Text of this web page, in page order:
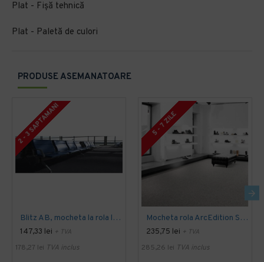
PRODUSE ASEMANATOARE
2 - 3 SAPTAMANI
Blitz AB, mocheta la rola latime 4 m, Balta Industries
147,33 lei + TVA
178,27 lei TVA inclus
5 - 7 ZILE
Mocheta rola ArcEdition SIRIOUS AB
235,75 lei + TVA
285,26 lei TVA inclus
Plat - Fișă tehnică
Plat - Paletă de culori